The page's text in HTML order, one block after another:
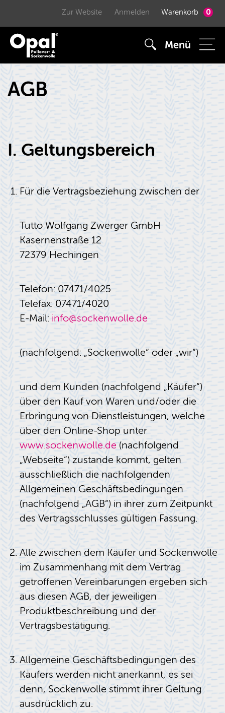
Zur Website Anmelden Warenkorb 0
Menü
AGB
I. Geltungsbereich
Für die Vertragsbeziehung zwischen der
Tutto Wolfgang Zwerger GmbH
Kasernenstraße 12
72379 Hechingen
Telefon: 07471/4025
Telefax: 07471/4020
E-Mail: info@sockenwolle.de
(nachfolgend: „Sockenwolle“ oder „wir“)
und dem Kunden (nachfolgend „Käufer“)
über den Kauf von Waren und/oder die
Erbringung von Dienstleistungen, welche
über den Online-Shop unter
www.sockenwolle.de(nachfolgend
„Webseite“) zustande kommt, gelten
ausschließlich die nachfolgenden
Allgemeinen Geschäftsbedingungen
(nachfolgend „AGB“) in ihrer zum Zeitpunkt
des Vertragsschlusses gültigen Fassung.
Alle zwischen dem Käufer und Sockenwolle
im Zusammenhang mit dem Vertrag
getroffenen Vereinbarungen ergeben sich
aus diesen AGB, der jeweiligen
Produktbeschreibung und der
Vertragsbestätigung.
Allgemeine Geschäftsbedingungen des
Käufers werden nicht anerkannt, es sei
denn, Sockenwolle stimmt ihrer Geltung
ausdrücklich zu.